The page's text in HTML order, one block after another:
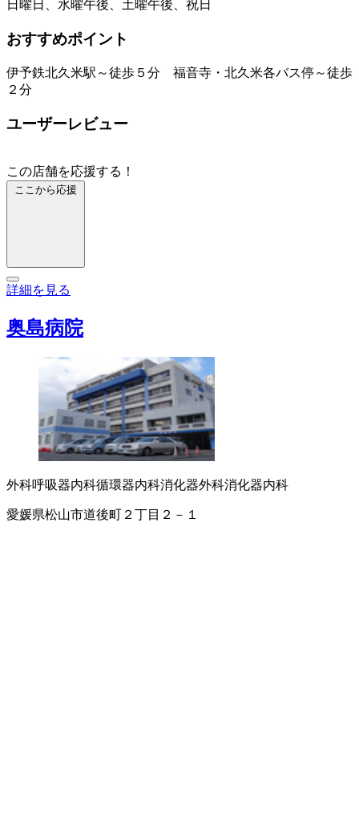
日曜日、水曜午後、土曜午後、祝日
おすすめポイント
伊予鉄北久米駅～徒歩５分 福音寺・北久米各バス停～徒歩
２分
ユーザーレビュー
この店舗を応援する！
ここから応援
詳細を見る
奥島病院
外科呼吸器内科循環器内科消化器外科消化器内科
愛媛県松山市道後町２丁目２－１